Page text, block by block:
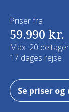
Priser fra
59.990 kr.
Max. 20
17 dages rejse
Se priser